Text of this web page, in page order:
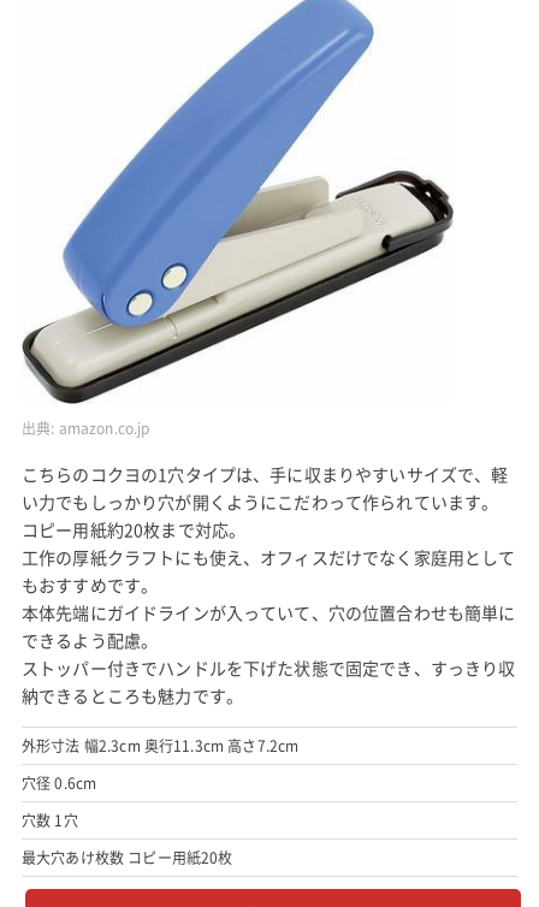
出典: amazon.co.jp
こちらのコクヨの1穴タイプは、手に収まりやすいサイズで、軽
い力でもしっかり穴が開くようにこだわって作られています。
コピー用紙約20枚まで対応。
工作の厚紙クラフトにも使え、オフィスだけでなく家庭用として
もおすすめです。
本体先端にガイドラインが入っていて、穴の位置合わせも簡単に
できるよう配慮。
ストッパー付きでハンドルを下げた状態で固定でき、すっきり収
納できるところも魅力です。
外形寸法 幅2.3cm 奥行11.3cm 高さ7.2cm
穴径 0.6cm
穴数 1穴
最大穴あけ枚数 コピー用紙20枚